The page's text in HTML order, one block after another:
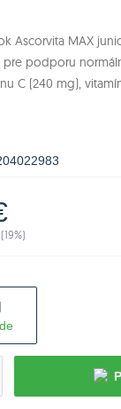
Ascorvita MAX
podporu
C (240 mg),
19%)